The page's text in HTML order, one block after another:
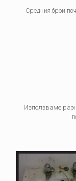
Средния брой
Използваме